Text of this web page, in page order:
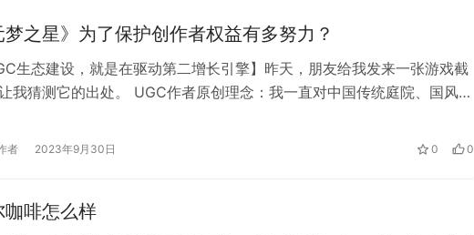
梦之星》为了保护创作者权益有多努力？
生态建设，就是在驱动第二增长引擎】昨天，朋友给我发来一张游戏截
我猜测它的出处。 UGC作者原创理念：我一直对中国传统庭院、国风水
念，例如飞檐，不光扩散了采光面、利于排泄雨水，又营造出了壮观的
者 2023年9月30日 0 0
咖啡怎么样